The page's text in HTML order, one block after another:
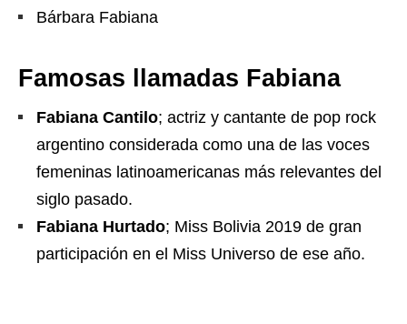
Bárbara Fabiana
Famosas llamadas Fabiana
Fabiana Cantilo; actriz y cantante de pop rock
argentino considerada como una de las voces
femeninas latinoamericanas más relevantes del
siglo pasado.
Fabiana Hurtado; Miss Bolivia 2019 de gran
participación en el Miss Universo de ese año.